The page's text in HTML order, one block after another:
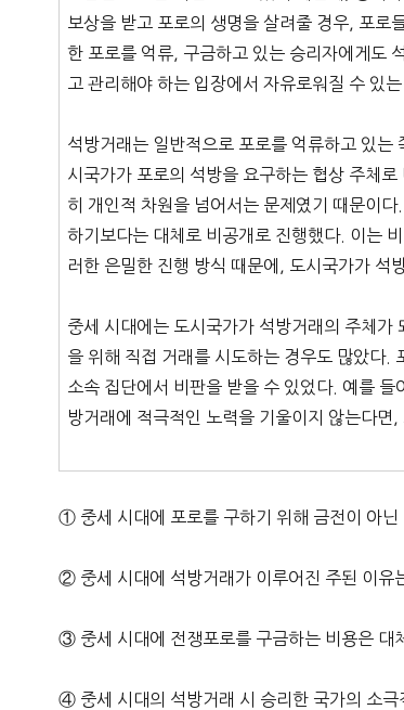
보상을 받고 포로의 생명을 살려줄 경우, 포로
한 포로를 억류, 구금하고 있는 승리자에게도
고 관리해야 하는 입장에서 자유로워질 수 있
석방거래는 일반적으로 포로를 억류하고 있는
시국가가 포로의 석방을 요구하는 협상 주체
히 개인적 차원을 넘어서는 문제였기 때문이
하기보다는 대체로 비공개로 진행했다. 이는
러한 은밀한 진행 방식 때문에, 도시국가가 석
중세 시대에는 도시국가가 석방거래의 주체
을 위해 직접 거래를 시도하는 경우도 많았다.
소속 집단에서 비판을 받을 수 있었다. 예를
방거래에 적극적인 노력을 기울이지 않는다면
① 중세 시대에 포로를 구하기 위해 금전이 아닌
② 중세 시대에 석방거래가 이루어진 주된 이유
③ 중세 시대에 전쟁포로를 구금하는 비용은 대
④ 중세 시대의 석방거래 시 승리한 국가의 소극